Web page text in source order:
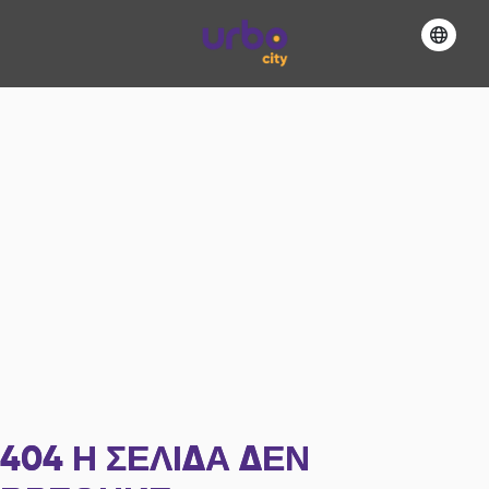
404 Η ΣΕΛΊΔΑ ΔΕΝ